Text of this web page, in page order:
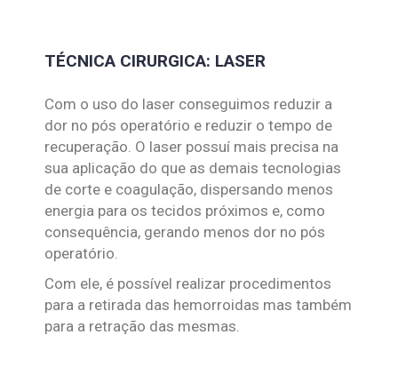
TÉCNICA CIRURGICA: LASER
Com o uso do laser conseguimos reduzir a
dor no pós operatório e reduzir o tempo de
recuperação. O laser possuí mais precisa na
sua aplicação do que as demais tecnologias
de corte e coagulação, dispersando menos
energia para os tecidos próximos e, como
consequência, gerando menos dor no pós
operatório.
Com ele, é possível realizar procedimentos
para a retirada das hemorroidas mas também
para a retração das mesmas.